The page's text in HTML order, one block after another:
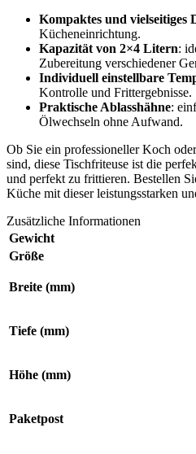
Kompaktes und vielseitiges
Kücheneinrichtung.
Kapazität von 2×4 Litern:
Zubereitung verschiedener
Individuell einstellbare
Kontrolle und Frittergebnisse.
Praktische Ablasshähne:
Ölwechseln ohne Aufwand.
Ob Sie ein professioneller Koch
sind, diese Tischfriteuse ist die
und perfekt zu frittieren. Bestellen
Küche mit dieser leistungsstarken
Zusätzliche Informationen
Gewicht
Größe
Breite (mm)
Tiefe (mm)
Höhe (mm)
Paketpost